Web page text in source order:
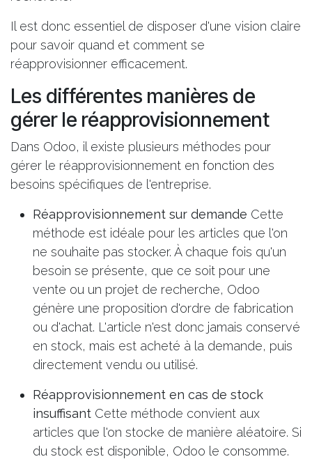
Il est donc essentiel de disposer d'une vision claire
pour savoir quand et comment se
réapprovisionner efficacement.
Les différentes manières de
gérer le réapprovisionnement
Dans Odoo, il existe plusieurs méthodes pour
gérer le réapprovisionnement en fonction des
besoins spécifiques de l'entreprise.
Réapprovisionnement sur demande Cette
méthode est idéale pour les articles que l'on
ne souhaite pas stocker. À chaque fois qu'un
besoin se présente, que ce soit pour une
vente ou un projet de recherche, Odoo
génère une proposition d'ordre de fabrication
ou d'achat. L'article n'est donc jamais conservé
en stock, mais est acheté à la demande, puis
directement vendu ou utilisé.
Réapprovisionnement en cas de stock
insuffisant Cette méthode convient aux
articles que l'on stocke de manière aléatoire. Si
du stock est disponible, Odoo le consomme.